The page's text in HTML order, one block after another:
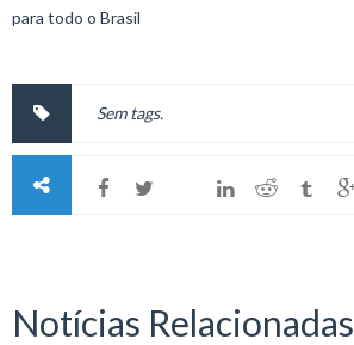
para todo o Brasil
Sem tags.
Notícias Relacionadas